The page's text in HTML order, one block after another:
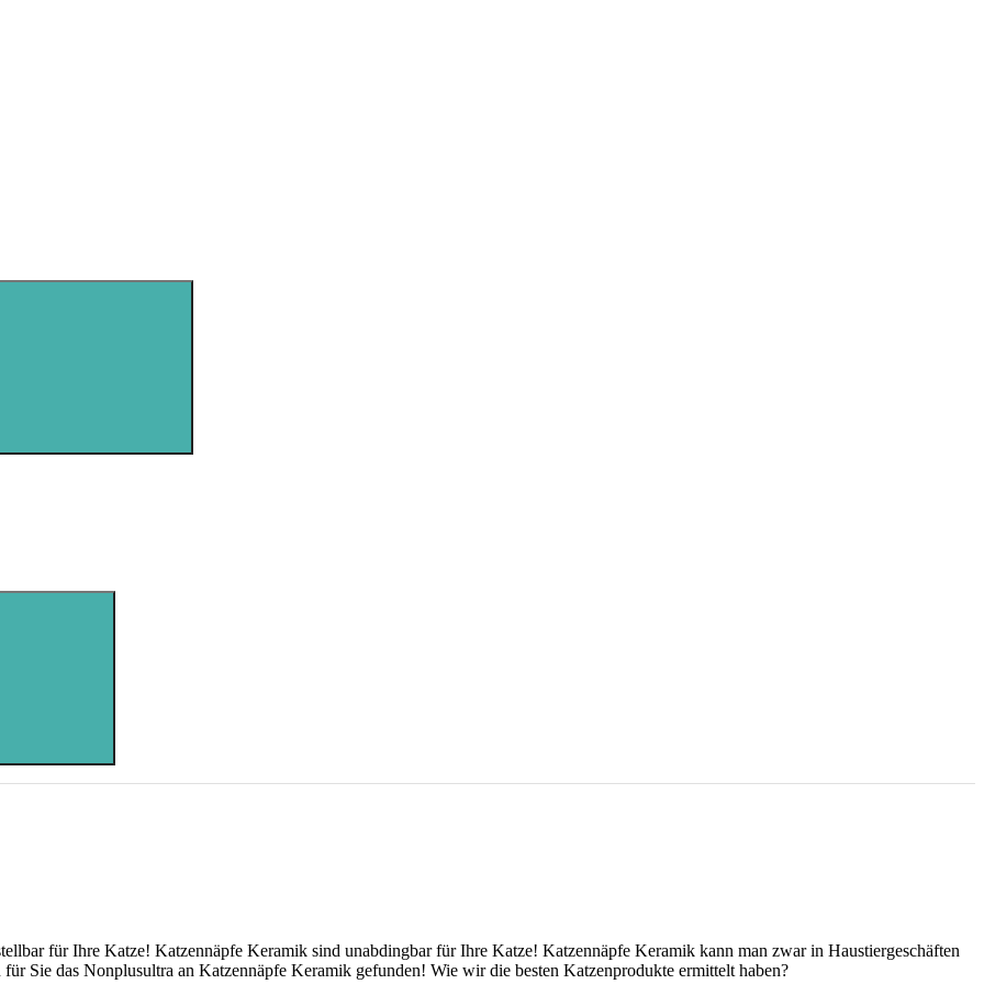
für Ihre Katze! Katzennäpfe Keramik sind unabdingbar für Ihre Katze! Katzennäpfe Keramik kann man zwar in Haustiergeschäften
Sie das Nonplusultra an Katzennäpfe Keramik gefunden! Wie wir die besten Katzenprodukte ermittelt haben?